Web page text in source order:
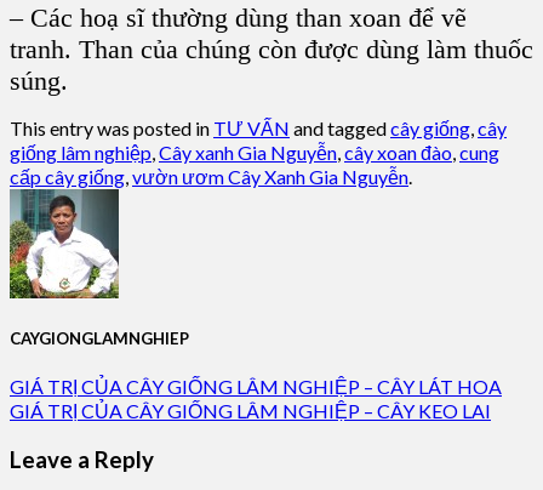
– Các hoạ sĩ thường dùng than xoan để vẽ
tranh. Than của chúng còn được dùng làm thuốc
súng.
This entry was posted in TƯ VẤN and taggedcây giống,cây
giống lâm nghiệp,Cây xanh Gia Nguyễn,cây xoan đào,cung
cấp cây giống,vườn ươm Cây Xanh Gia Nguyễn.
CAYGIONGLAMNGHIEP
GIÁ TRỊ CỦA CÂY GIỐNG LÂM NGHIỆP – CÂY LÁT HOA
GIÁ TRỊ CỦA CÂY GIỐNG LÂM NGHIỆP – CÂY KEO LAI
Leave a Reply